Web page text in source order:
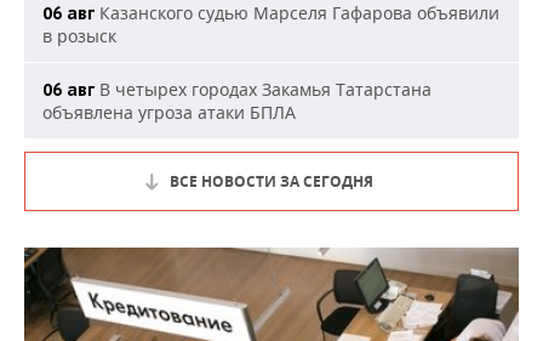
06 авг Казанского судью Марселя Гафарова объявили
в розыск
06 авг В четырех городах Закамья Татарстана
объявлена угроза атаки БПЛА
ВСЕ НОВОСТИ ЗА СЕГОДНЯ